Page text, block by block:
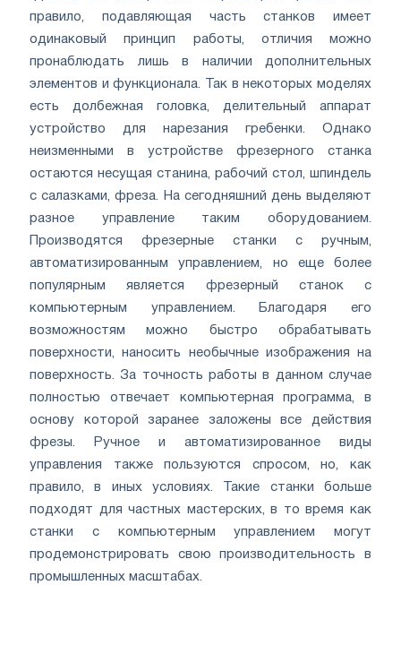
правило, подавляющая часть станков имеет
одинаковый принцип работы, отличия можно
пронаблюдать лишь в наличии дополнительных
элементов и функционала. Так в некоторых моделях
есть долбежная головка, делительный аппарат
устройство для нарезания гребенки. Однако
неизменными в устройстве фрезерного станка
остаются несущая станина, рабочий стол, шпиндель
с салазками, фреза. На сегодняшний день выделяют
разное управление таким оборудованием.
Производятся фрезерные станки с ручным,
автоматизированным управлением, но еще более
популярным является фрезерный станок с
компьютерным управлением. Благодаря его
возможностям можно быстро обрабатывать
поверхности, наносить необычные изображения на
поверхность. За точность работы в данном случае
полностью отвечает компьютерная программа, в
основу которой заранее заложены все действия
фрезы. Ручное и автоматизированное виды
управления также пользуются спросом, но, как
правило, в иных условиях. Такие станки больше
подходят для частных мастерских, в то время как
станки с компьютерным управлением могут
продемонстрировать свою производительность в
промышленных масштабах.